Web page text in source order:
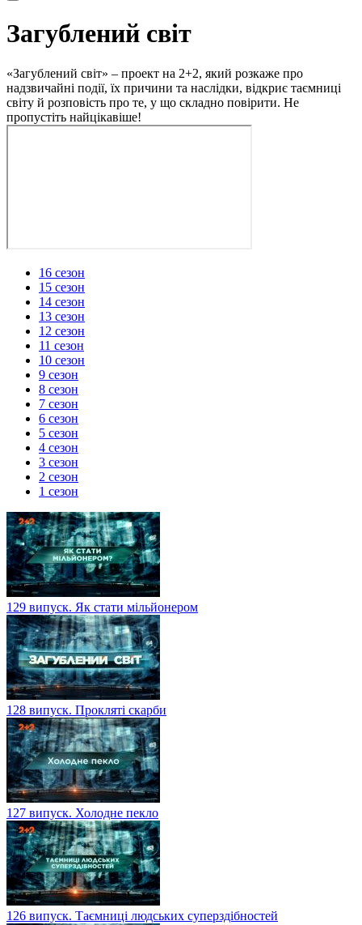
Загублений світ
«Загублений світ» – проект на 2+2, який розкаже про
надзвичайні події, їх причини та наслідки, відкриє таємниці
світу й розповість про те, у що складно повірити. Не
пропустіть найцікавіше!
16 сезон
15 сезон
14 сезон
13 сезон
12 сезон
11 сезон
10 сезон
9 сезон
8 сезон
7 сезон
6 сезон
5 сезон
4 сезон
3 сезон
2 сезон
1 сезон
129 випуск. Як стати мільйонером
128 випуск. Прокляті скарби
127 випуск. Холодне пекло
126 випуск. Таємниці людських суперздібностей